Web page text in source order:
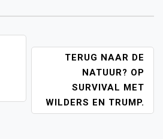
TERUG NAAR DE
NATUUR? OP
SURVIVAL MET
WILDERS EN TRUMP.